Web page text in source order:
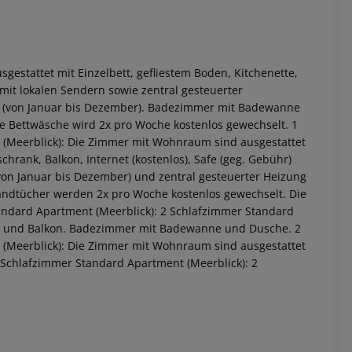
mit Einzelbett, gefliestem Boden, Kitchenette,
lokalen Sendern sowie zentral gesteuerter
Januar bis Dezember). Badezimmer mit Badewanne
wird 2x pro Woche kostenlos gewechselt. 1
Die Zimmer mit Wohnraum sind ausgestattet
Balkon, Internet (kostenlos), Safe (geg. Gebühr)
Januar bis Dezember) und zentral gesteuerter Heizung
werden 2x pro Woche kostenlos gewechselt. Die
Apartment (Meerblick): 2 Schlafzimmer Standard
Balkon. Badezimmer mit Badewanne und Dusche. 2
Die Zimmer mit Wohnraum sind ausgestattet
Standard Apartment (Meerblick): 2